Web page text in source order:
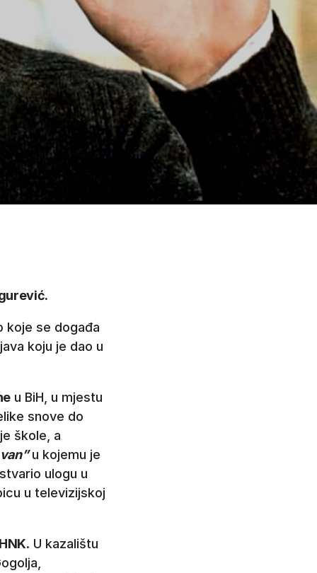
koje se događa
koju je dao u
u BiH, u mjestu
snove do
škole, a
u kojemu je
ulogu u
u televizijskoj
. U kazalištu